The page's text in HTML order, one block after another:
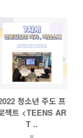
청소년 주도 프
젝트 <TEENS AR
T ..
=